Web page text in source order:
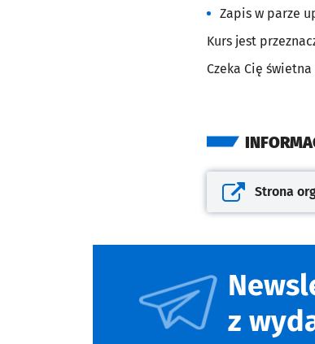
Zapis w parze
Kurs jest
Czeka Cię
Otwiera się w
Strona
z